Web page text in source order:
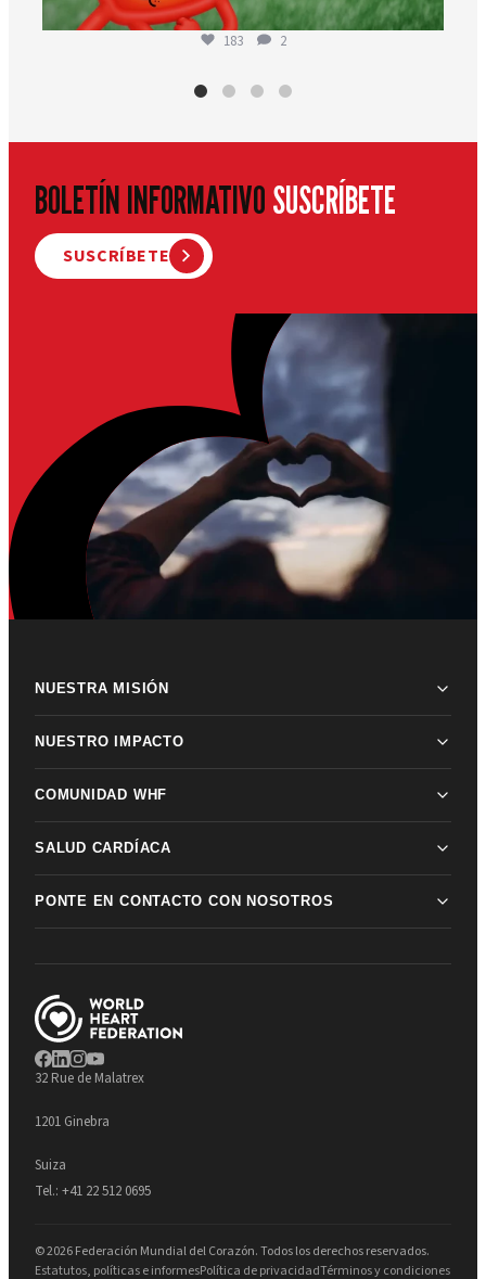
183 2
BOLETÍN INFORMATIVOSUSCRÍBETE
SUSCRÍBETE
NUESTRA MISIÓN
NUESTRO IMPACTO
COMUNIDAD WHF
SALUD CARDÍACA
PONTE EN CONTACTO CON NOSOTROS
32 Rue de Malatrex
1201 Ginebra
Suiza
Tel.: +41 22 512 0695
© 2026 Federación Mundial del Corazón. Todos los derechos reservados.
Estatutos, políticas e informesPolítica de privacidadTérminos y condiciones